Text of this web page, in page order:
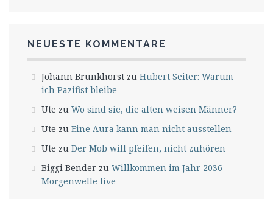
NEUESTE KOMMENTARE
Johann Brunkhorst zu Hubert Seiter: Warum
ich Pazifist bleibe
Ute zu Wo sind sie, die alten weisen Männer?
Ute zu Eine Aura kann man nicht ausstellen
Ute zu Der Mob will pfeifen, nicht zuhören
Biggi Bender zu Willkommen im Jahr 2036 –
Morgenwelle live